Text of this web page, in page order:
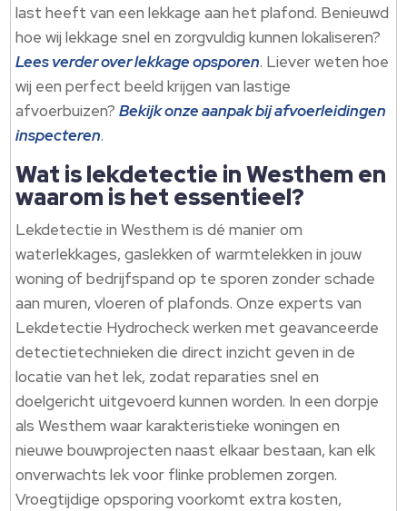
last heeft van een lekkage aan het plafond.​ Benieuwd
hoe wij lekkage snel en zorgvuldig kunnen lokaliseren?
Lees verder over lekkage opsporen.​ Liever weten hoe
wij een perfect beeld krijgen van lastige
afvoerbuizen?Bekijk onze aanpak bij afvoerleidingen
inspecteren.​
Wat is lekdetectie in Westhem en
waarom is het essentieel?
Lekdetectie in Westhem is dé manier om
waterlekkages, gaslekken of warmtelekken in jouw
woning of bedrijfspand op te sporen zonder schade
aan muren, vloeren of plafonds.​ Onze experts van
Lekdetectie Hydrocheck werken met geavanceerde
detectietechnieken die direct inzicht geven in de
locatie van het lek, zodat reparaties snel en
doelgericht uitgevoerd kunnen worden.​ In een dorpje
als Westhem waar karakteristieke woningen en
nieuwe bouwprojecten naast elkaar bestaan, kan elk
onverwachts lek voor flinke problemen zorgen.​
Vroegtijdige opsporing voorkomt extra kosten,